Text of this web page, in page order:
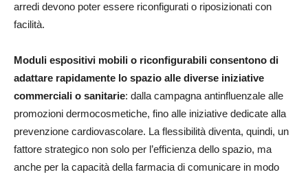
arredi devono poter essere riconfigurati o riposizionati con
facilità.
Moduli espositivi mobili o riconfigurabili consentono di
adattare rapidamente lo spazio alle diverse iniziative
commerciali o sanitarie: dalla campagna antinfluenzale alle
promozioni dermocosmetiche, fino alle iniziative dedicate alla
prevenzione cardiovascolare. La flessibilità diventa, quindi, un
fattore strategico non solo per l’efficienza dello spazio, ma
anche per la capacità della farmacia di comunicare in modo